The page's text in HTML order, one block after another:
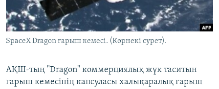
ЖАЗЫЛЫҢЫЗ
SpaceX Dragon ғарыш кемесі. (Көрнекі сурет).
АҚШ-тың "Dragon" коммерциялық жүк таситын
ғарыш кемесінің капсуласы халықаралық ғарыш